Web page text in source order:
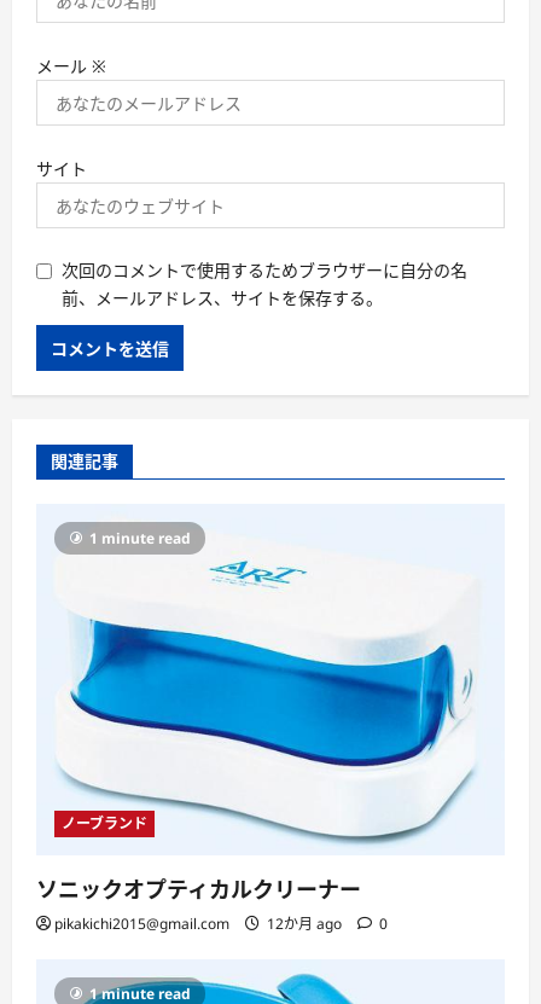
メール ※
サイト
次回のコメントで使用するためブラウザーに自分の名
前、メールアドレス、サイトを保存する。
関連記事
1 minute read
ノーブランド
ソニックオプティカルクリーナー
pikakichi2015@gmail.com 12か月 ago 0
1 minute read